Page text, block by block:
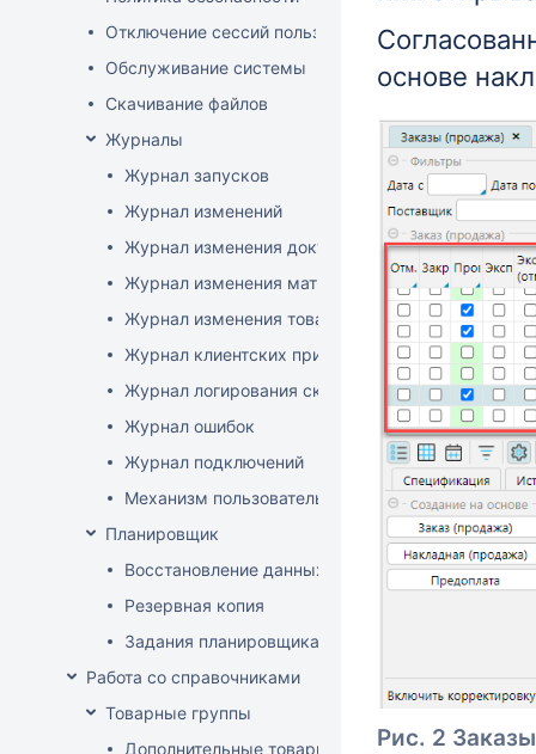
Отключение сессий пользователя
Обслуживание системы
Скачивание файлов
Журналы
Журнал запусков
Журнал изменений
Журнал изменения документов
Журнал изменения матриц
Журнал изменения товаров
Журнал клиентских приложений
Журнал логирования сканирований штрихкодов
Журнал ошибок
Журнал подключений
Механизм пользовательского логирования
Планировщик
Восстановление данных
Резервная копия
Задания планировщика
Работа со справочниками
Товарные группы
Дополнительные товарные группы
основе
Рис. 2